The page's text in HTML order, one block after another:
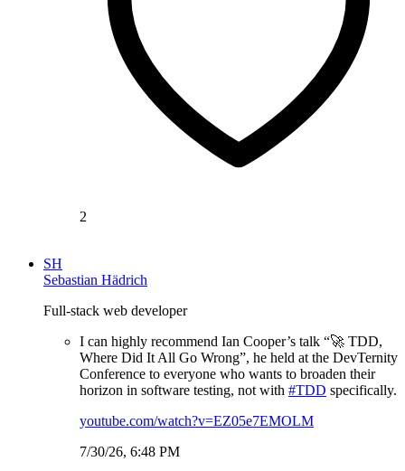
2
SH
Sebastian Hädrich
Full-stack web developer
I can highly recommend Ian Cooper’s talk “🚀 TDD,
Where Did It All Go Wrong”, he held at the DevTernity
Conference to everyone who wants to broaden their
horizon in software testing, not with #TDD specifically.
youtube.com/watch?v=EZ05e7EMOLM
7/30/26, 6:48 PM